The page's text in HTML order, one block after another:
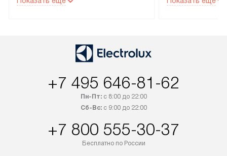
рекомендуем обсудить
со статусом «В наличии» могут
быть отправлены покупателю
интересен товар «Под заказ»,
приобретения с менеджером сайта.
доставляются бесплатно
по Москве в пределах МКАД,
партнера
по монтажу
материалы.
+7 495 646-81-62
Пн-Пт:с 8:00 до 22:00
Сб-Вс:с 9:00 до 22:00
+7 800 555-30-37
Бесплатно по России